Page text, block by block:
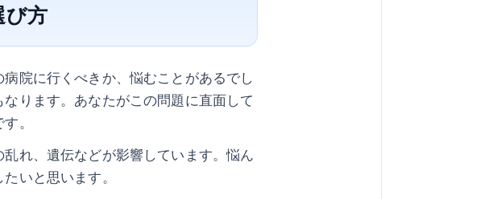
び方
院に行くべきか、悩むことがあるでし
ります。あなたがこの問題に直面して
。
れ、遺伝などが影響しています。悩ん
いと思います。